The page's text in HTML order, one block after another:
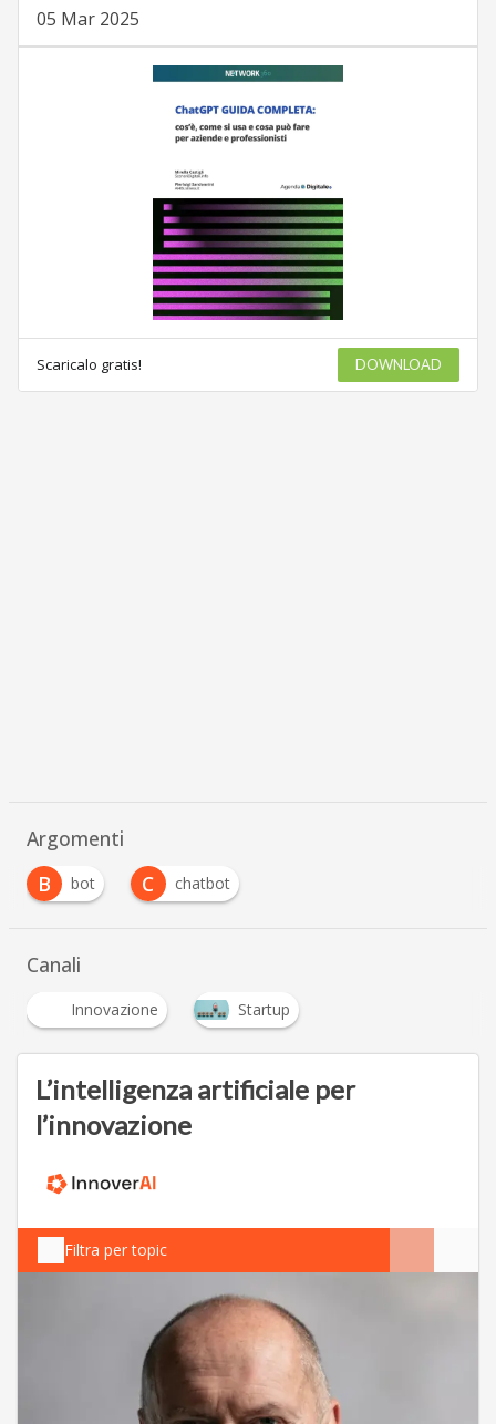
05 Mar 2025
Scaricalo gratis! DOWNLOAD
Argomenti
B
bot C chatbot
Canali
Innovazione Startup
L’intelligenza artificiale per
l’innovazione
Filtra per topic